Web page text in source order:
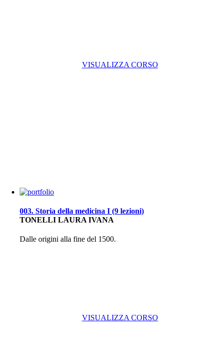
VISUALIZZA CORSO
003. Storia della medicina I (9 lezioni)
TONELLI LAURA IVANA
Dalle origini alla fine del 1500.
VISUALIZZA CORSO